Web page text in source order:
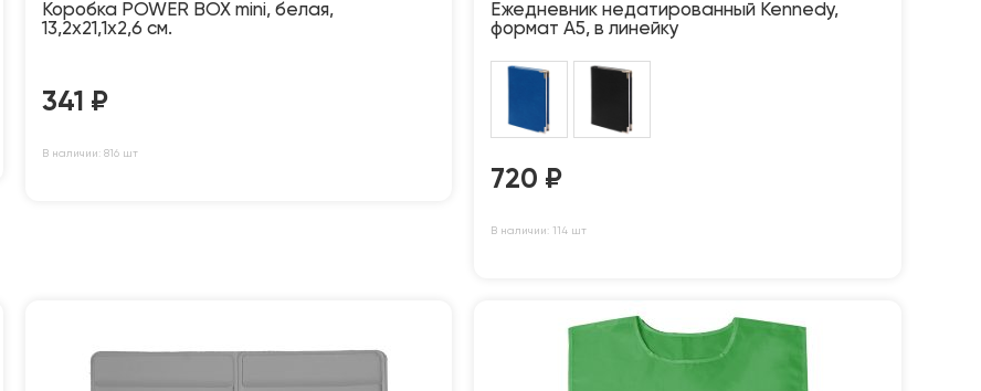
Коробка POWER BOX mini, белая,
13,2х21,1х2,6 см.
341 ₽
В наличии: 816 шт
Ежедневник недатированный Kennedy,
формат А5, в линейку
720 ₽
В наличии: 114 шт